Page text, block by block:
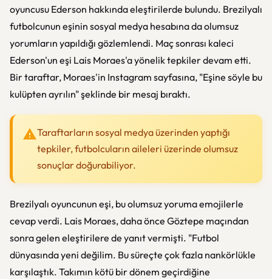
oyuncusu Ederson hakkında eleştirilerde bulundu. Brezilyalı
futbolcunun eşinin sosyal medya hesabına da olumsuz
yorumların yapıldığı gözlemlendi. Maç sonrası kaleci
Ederson'un eşi Lais Moraes'a yönelik tepkiler devam etti.
Bir taraftar, Moraes'in Instagram sayfasına, "Eşine söyle bu
kulüpten ayrılın" şeklinde bir mesaj bıraktı.
Taraftarların sosyal medya üzerinden yaptığı
tepkiler, futbolcuların aileleri üzerinde olumsuz
sonuçlar doğurabiliyor.
Brezilyalı oyuncunun eşi, bu olumsuz yoruma emojilerle
cevap verdi. Lais Moraes, daha önce Göztepe maçından
sonra gelen eleştirilere de yanıt vermişti. "Futbol
dünyasında yeni değilim. Bu süreçte çok fazla nankörlükle
karşılaştık. Takımın kötü bir dönem geçirdiğine